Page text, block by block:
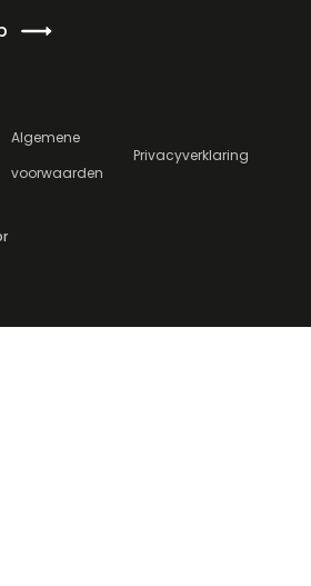
Algemene
voorwaarden
Privacyverklaring